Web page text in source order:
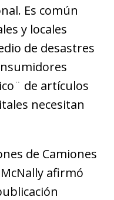
Es común
y locales
de desastres
de artículos
necesitan
de Camiones
afirmó